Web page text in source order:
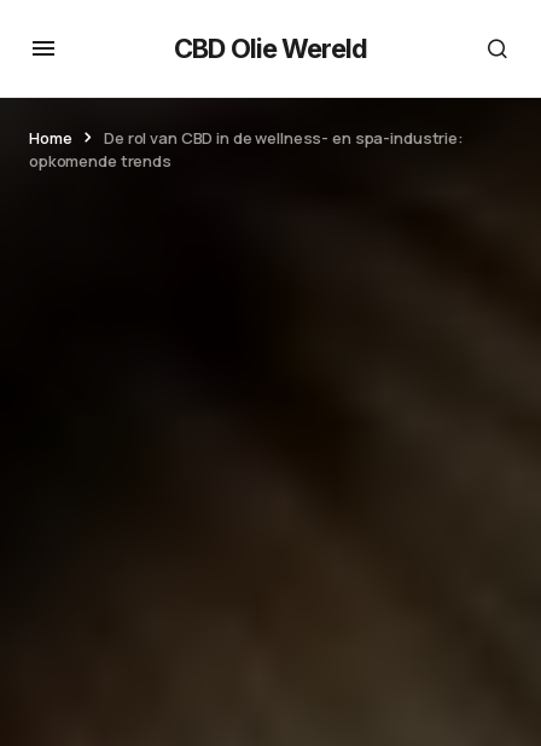
CBD Olie Wereld
Home
De rol van CBD in de wellness- en spa-industrie:
opkomende trends